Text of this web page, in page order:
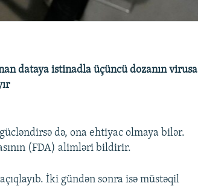
dataya istinadla üçüncü dozanın virusa
də, ona ehtiyac olmaya bilər.
(FDA) alimləri bildirir.
İki gündən sonra isə müstəqil